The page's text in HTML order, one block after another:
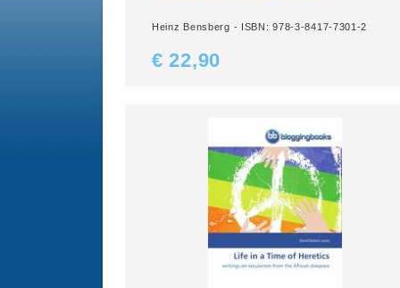
Heinz Bensberg - ISBN: 978-3-8417-7301-2
€ 22,90